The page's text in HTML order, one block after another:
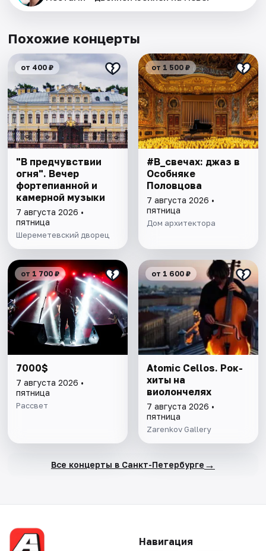
Похожие концерты
от 400 ₽
"В предчувствии
огня". Вечер
фортепианной и
камерной музыки
7 августа 2026 •
пятница
Шереметевский дворец
от 1 500 ₽
#В_свечах: джаз в
Особняке
Половцова
7 августа 2026 •
пятница
Дом архитектора
от 1 700 ₽
7000$
7 августа 2026 •
пятница
Рассвет
от 1 600 ₽
Atomic Cellos. Рок-
хиты на
виолончелях
7 августа 2026 •
пятница
Zarenkov Gallery
Все концерты в Санкт-Петербурге →
Навигация